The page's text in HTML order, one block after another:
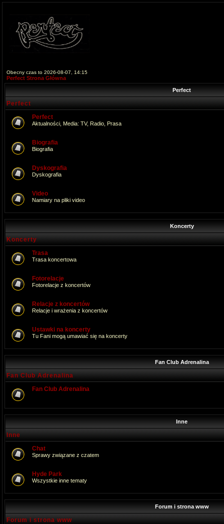
Obecny czas to 2026-08-07, 14:15
Perfect Strona Główna
Perfect
Perfect
Perfect
Aktualności, Media: TV, Radio, Prasa
Biografia
Biografia
Dyskografia
Dyskografia
Video
Namiary na pliki video
Koncerty
Koncerty
Trasa
Trasa koncertowa
Fotorelacje
Fotorelacje z koncertów
Relacje z koncertów
Relacje i wrażenia z koncertów
Ustawki na koncerty
Tu Fani mogą umawiać się na koncerty
Fan Club Adrenalina
Fan Club Adrenalina
Fan Club Adrenalina
Inne
Inne
Chat
Sprawy związane z czatem
Hyde Park
Wszystkie inne tematy
Forum i strona www
Forum i strona www